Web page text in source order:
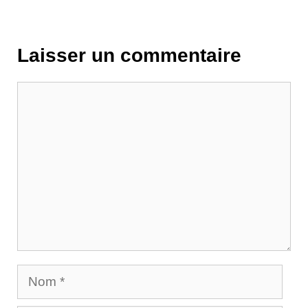
Laisser un commentaire
Nom